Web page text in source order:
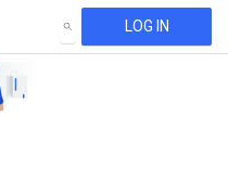
SEARCH LOG IN